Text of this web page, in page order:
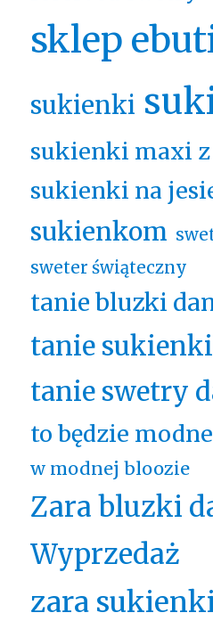
sklep
sukienki
sukienki maxi
sukienki na
sukienkom
sweter świąteczny
tanie bluzki
tanie sukienki
tanie swetry
to będzie
w modnej bloozie
Zara bluzki
Wyprzedaż
zara